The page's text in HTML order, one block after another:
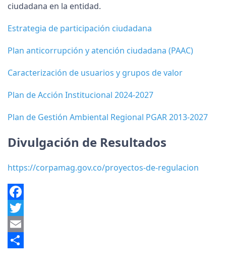
ciudadana en la entidad.
Estrategia de participación ciudadana
Plan anticorrupción y atención ciudadana (PAAC)
Caracterización de usuarios y grupos de valor
Plan de Acción Institucional 2024-2027
Plan de Gestión Ambiental Regional PGAR 2013-2027
Divulgación de Resultados
https://corpamag.gov.co/proyectos-de-regulacion
Facebook
Twitter
Email